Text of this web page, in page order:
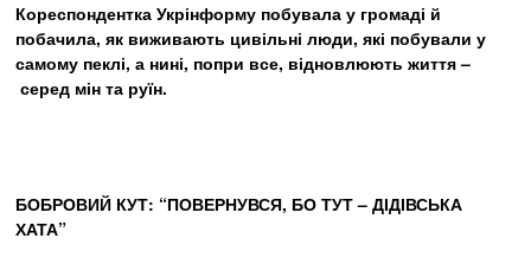
Кореспондентка Укрінформу побувала у громаді й
побачила, як виживають цивільні люди, які побували у
самому пеклі, а нині, попри все, відновлюють життя–
серед мін та руїн.
БОБРОВИЙ КУТ: “ПОВЕРНУВСЯ, БО ТУТ– ДІДІВСЬКА
ХАТА”